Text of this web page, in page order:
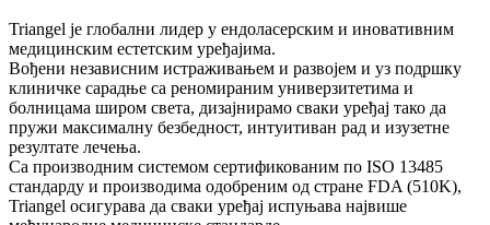
Triangel је глобални лидер у ендоласерским и иновативним
медицинским естетским уређајима.
Вођени независним истраживањем и развојем и уз подршку
клиничке сарадње са реномираним универзитетима и
болницама широм света, дизајнирамо сваки уређај тако да
пружи максималну безбедност, интуитиван рад и изузетне
резултате лечења.
Са производним системом сертификованим по ISO 13485
стандарду и производима одобреним од стране FDA (510K),
Triangel осигурава да сваки уређај испуњава највише